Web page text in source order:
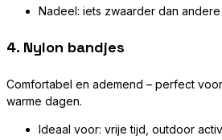
Nadeel: iets zwaarder dan andere
4. Nylon bandjes
Comfortabel en ademend – perfect
warme dagen.
Ideaal voor: vrije tijd, outdoor